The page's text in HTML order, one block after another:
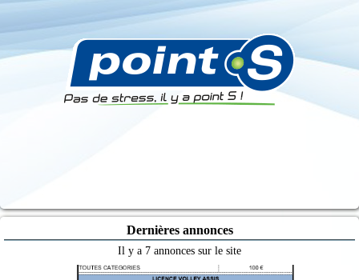
Dernières annonces
Il y a 7 annonces sur le site